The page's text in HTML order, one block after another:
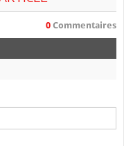
0 Commentaires